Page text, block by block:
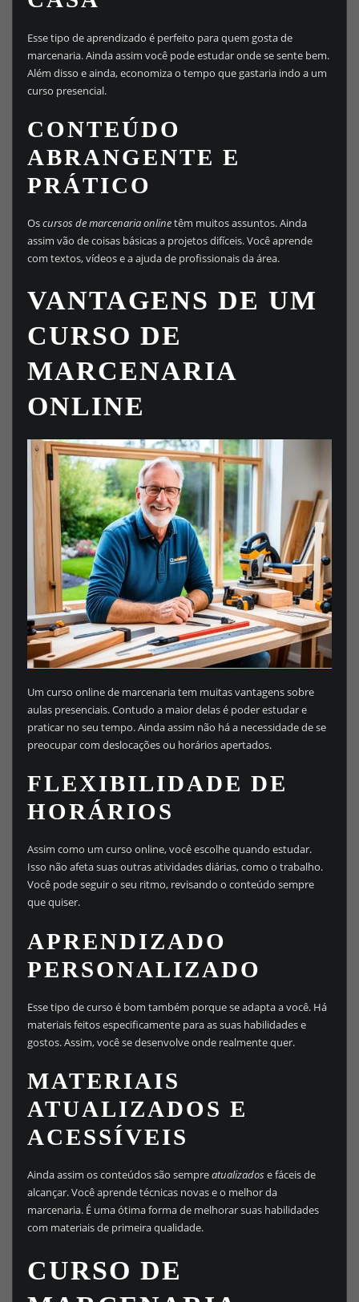
Esse tipo de aprendizado é perfeito para quem gosta de
marcenaria. Ainda assim você pode estudar onde se sente bem.
Além disso e ainda, economiza o tempo que gastaria indo a um
curso presencial.
CONTEÚDO
ABRANGENTE E
PRÁTICO
Oscursos de marcenaria onlinetêm muitos assuntos. Ainda
assim vão de coisas básicas a projetos difíceis. Você aprende
com textos, vídeos e a ajuda de profissionais da área.
VANTAGENS DE UM
CURSO DE
MARCENARIA
ONLINE
Um curso online de marcenaria tem muitas vantagens sobre
aulas presenciais. Contudo a maior delas é poder estudar e
praticar no seu tempo. Ainda assim não há a necessidade de se
preocupar com deslocações ou horários apertados.
FLEXIBILIDADE DE
HORÁRIOS
Assim como um curso online, você escolhe quando estudar.
Isso não afeta suas outras atividades diárias, como o trabalho.
Você pode seguir o seu ritmo, revisando o conteúdo sempre
que quiser.
APRENDIZADO
PERSONALIZADO
Esse tipo de curso é bom também porque se adapta a você. Há
materiais feitos especificamente para as suas habilidades e
gostos. Assim, você se desenvolve onde realmente quer.
MATERIAIS
ATUALIZADOS E
ACESSÍVEIS
Ainda assim os conteúdos são sempreatualizadose fáceis de
alcançar. Você aprende técnicas novas e o melhor da
marcenaria. É uma ótima forma de melhorar suas habilidades
com materiais de primeira qualidade.
CURSO DE